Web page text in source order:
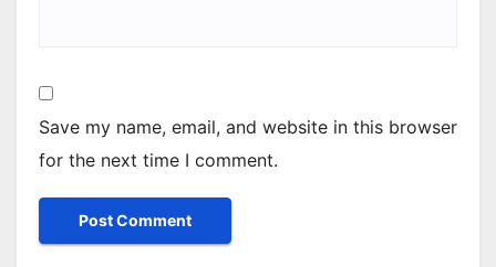
Save my name, email, and website in this browser
for the next time I comment.